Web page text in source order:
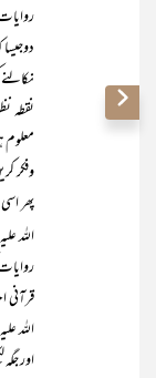
نقطہ
معلوم
وفکر
پھر
اللہ
قرآنی
اللہ
اور